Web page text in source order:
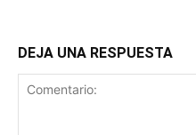
DEJA UNA RESPUESTA